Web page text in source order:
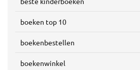
boeken top 10
boekenbestellen
boekenwinkel